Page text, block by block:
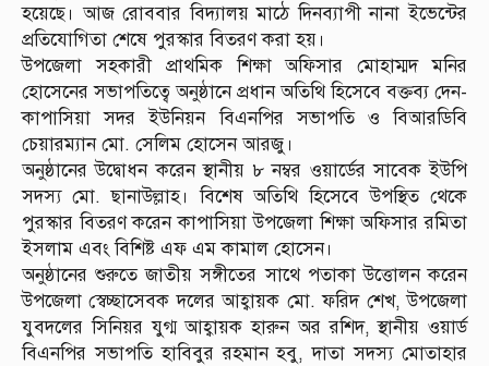
হয়েছে। আজ রোববার বিদ্যালয় মাঠে দিনব্যাপী নানা ইভেন্টের
প্রতিযোগিতা শেষে পুরস্কার বিতরণ করা হয়।
উপজেলা সহকারী প্রাথমিক শিক্ষা অফিসার মোহাম্মদ মনির
হোসেনের সভাপতিত্বে অনুষ্ঠানে প্রধান অতিথি হিসেবে বক্তব্য দেন-
কাপাসিয়া সদর ইউনিয়ন বিএনপির সভাপতি ও বিআরডিবি
চেয়ারম্যান মো. সেলিম হোসেন আরজু।
অনুষ্ঠানের উদ্বোধন করেন স্থানীয় ৮ নম্বর ওয়ার্ডের সাবেক ইউপি
সদস্য মো. ছানাউল্লাহ। বিশেষ অতিথি হিসেবে উপস্থিত থেকে
পুরস্কার বিতরণ করেন কাপাসিয়া উপজেলা শিক্ষা অফিসার রমিতা
ইসলাম এবং বিশিষ্ট এফ এম কামাল হোসেন।
অনুষ্ঠানের শুরুতে জাতীয় সঙ্গীতের সাথে পতাকা উত্তোলন করেন
উপজেলা স্বেচ্ছাসেবক দলের আহ্বায়ক মো. ফরিদ শেখ, উপজেলা
যুবদলের সিনিয়র যুগ্ম আহ্বায়ক হারুন অর রশিদ, স্থানীয় ওয়ার্ড
বিএনপির সভাপতি হাবিবুর রহমান হবু, দাতা সদস্য মোতাহার